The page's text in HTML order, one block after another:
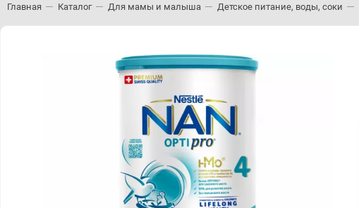
Главная Каталог Для мамы и малыша Детское питание, воды, соки